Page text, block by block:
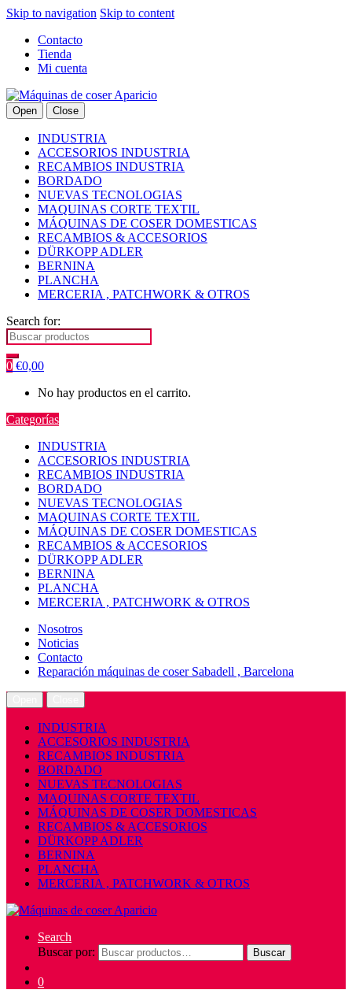
Skip to navigation Skip to content
Contacto
Tienda
Mi cuenta
Open Close
INDUSTRIA
ACCESORIOS INDUSTRIA
RECAMBIOS INDUSTRIA
BORDADO
NUEVAS TECNOLOGIAS
MAQUINAS CORTE TEXTIL
MÁQUINAS DE COSER DOMESTICAS
RECAMBIOS & ACCESORIOS
DÜRKOPP ADLER
BERNINA
PLANCHA
MERCERIA , PATCHWORK & OTROS
Search for:
0 €0,00
No hay productos en el carrito.
Categorías
INDUSTRIA
ACCESORIOS INDUSTRIA
RECAMBIOS INDUSTRIA
BORDADO
NUEVAS TECNOLOGIAS
MAQUINAS CORTE TEXTIL
MÁQUINAS DE COSER DOMESTICAS
RECAMBIOS & ACCESORIOS
DÜRKOPP ADLER
BERNINA
PLANCHA
MERCERIA , PATCHWORK & OTROS
Nosotros
Noticias
Contacto
Reparación máquinas de coser Sabadell , Barcelona
INDUSTRIA
ACCESORIOS INDUSTRIA
RECAMBIOS INDUSTRIA
BORDADO
NUEVAS TECNOLOGIAS
MAQUINAS CORTE TEXTIL
MÁQUINAS DE COSER DOMESTICAS
RECAMBIOS & ACCESORIOS
DÜRKOPP ADLER
BERNINA
PLANCHA
MERCERIA , PATCHWORK & OTROS
Search
Buscar por:
Buscar
0